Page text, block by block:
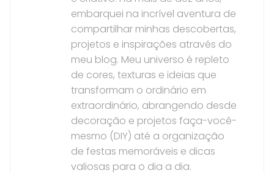
embarquei na incrível aventura de
compartilhar minhas descobertas,
projetos e inspirações através do
meu blog. Meu universo é repleto
de cores, texturas e ideias que
transformam o ordinário em
extraordinário, abrangendo desde
decoração e projetos faça-você-
mesmo (DIY) até a organização
de festas memoráveis e dicas
valiosas para o dia a dia.